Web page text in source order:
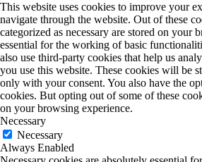
This website uses cookies to improve your
navigate through the website. Out of these
categorized as necessary are stored on your
essential for the working of basic
also use third-party cookies that help us
you use this website. These cookies will be
only with your consent. You also have the
cookies. But opting out of some of these
on your browsing experience.
Necessary
Necessary
Always Enabled